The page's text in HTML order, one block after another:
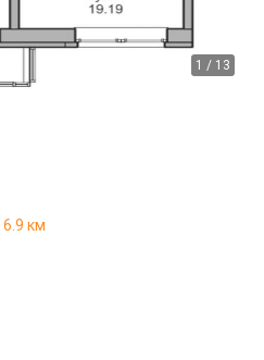
1 / 13
6.9 км